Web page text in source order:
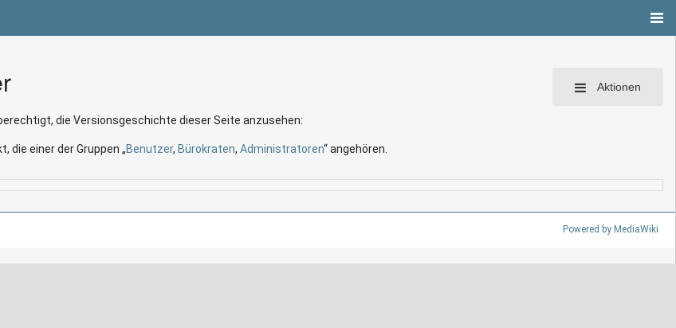
Aktionen
die Versionsgeschichte dieser Seite anzusehen:
die einer der Gruppen „Benutzer,Bürokraten,Administratoren“ angehören.
Powered by MediaWiki